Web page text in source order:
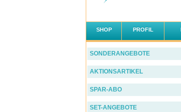
SHOP PROFIL
SONDERANGEBOTE
AKTIONSARTIKEL
SPAR-ABO
SET-ANGEBOTE